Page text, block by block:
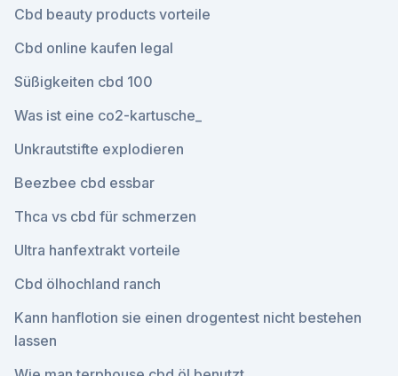
Cbd beauty products vorteile
Cbd online kaufen legal
Süßigkeiten cbd 100
Was ist eine co2-kartusche_
Unkrautstifte explodieren
Beezbee cbd essbar
Thca vs cbd für schmerzen
Ultra hanfextrakt vorteile
Cbd ölhochland ranch
Kann hanflotion sie einen drogentest nicht bestehen
lassen